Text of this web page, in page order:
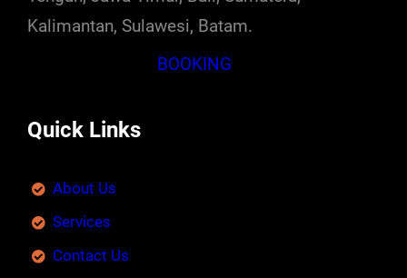
Kalimantan, Sulawesi, Batam.
BOOKING
Quick Links
About Us
Services
Contact Us